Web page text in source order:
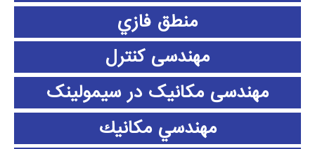
منطق فازي
مهندسی کنترل
مهندسی مکانیک در سیمولینک
مهندسي مكانيك